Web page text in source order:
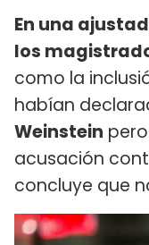
En una
los
como la
habían
Weinstein
acusación
concluye que